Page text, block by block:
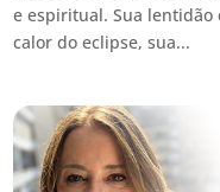
e espiritual. Sua
calor do eclipse, sua...